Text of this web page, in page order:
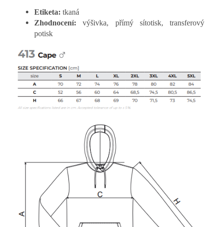
Etiketa: tkaná
Zhodnocení: výšivka, přímý sítotisk, transferový
potisk